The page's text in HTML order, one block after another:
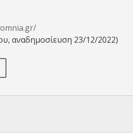
αναδημοσίευση 23/12/2022)